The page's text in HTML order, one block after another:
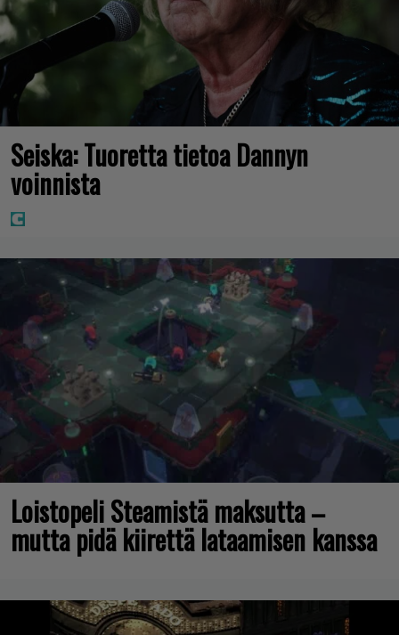
Seiska: Tuoretta tietoa Dannyn
voinnista
Loistopeli Steamistä maksutta –
mutta pidä kiirettä lataamisen kanssa